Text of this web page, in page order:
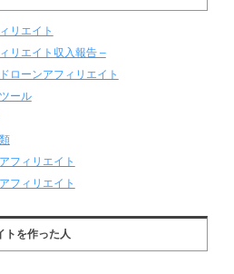
リエイト
リエイト収入報告 –
ローンアフィリエイト
ール
フィリエイト
フィリエイト
トを作った人